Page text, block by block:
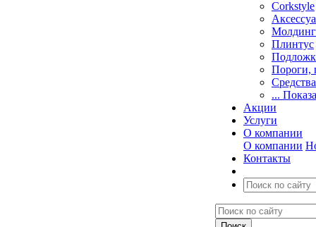
Corkstyle
Молдинг
Плинтус
Пороги,
...
Акции
Услуги
О компании
О компании
Контакты